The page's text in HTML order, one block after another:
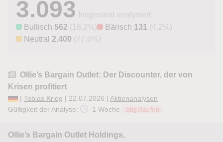
3.093
Insgesamt analysiert
Bullisch 562 (18,2%) Bärisch 131 (4,2%)
Neutral 2.400 (77,6%)
Ollie’s Bargain Outlet: Der Discounter, der von
Krisen profitiert
| Tobias Krieg | 22.07.2026 | Aktienanalysen
Gültigkeit der Analyse:
1 Woche abgelaufen
Ollie’s Bargain Outlet Holdings,